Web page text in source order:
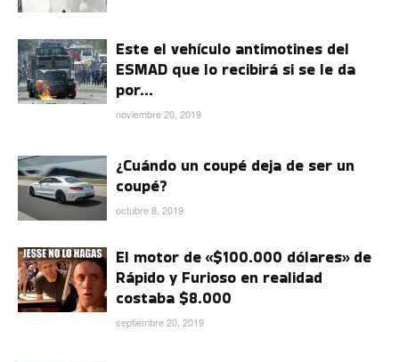
Este el vehículo antimotines del
ESMAD que lo recibirá si se le da
por...
noviembre 20, 2019
¿Cuándo un coupé deja de ser un
coupé?
octubre 8, 2019
El motor de «$100.000 dólares» de
Rápido y Furioso en realidad
costaba $8.000
septiembre 20, 2019